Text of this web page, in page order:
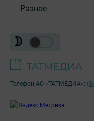
Разное
Телефон АО «ТАТМЕДИА»: